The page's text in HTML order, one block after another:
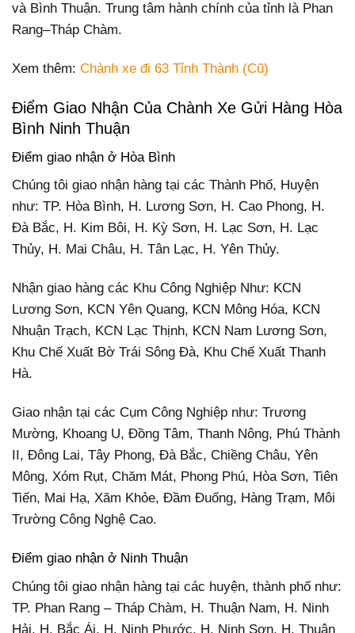
và Bình Thuận. Trung tâm hành chính của tỉnh là Phan
Rang–Tháp Chàm.
Xem thêm: Chành xe đi 63 Tỉnh Thành (Cũ)
Điểm Giao Nhận Của Chành Xe Gửi Hàng Hòa
Bình Ninh Thuận
Điểm giao nhận ở Hòa Bình
Chúng tôi giao nhận hàng tại các Thành Phố, Huyện
như: TP. Hòa Bình, H. Lương Sơn, H. Cao Phong, H.
Đà Bắc, H. Kim Bôi, H. Kỳ Sơn, H. Lạc Sơn, H. Lạc
Thủy, H. Mai Châu, H. Tân Lạc, H. Yên Thủy.
Nhận giao hàng các Khu Công Nghiệp Như: KCN
Lương Sơn, KCN Yên Quang, KCN Mông Hóa, KCN
Nhuận Trạch, KCN Lạc Thịnh, KCN Nam Lương Sơn,
Khu Chế Xuất Bờ Trái Sông Đà, Khu Chế Xuất Thanh
Hà.
Giao nhận tại các Cụm Công Nghiệp như: Trương
Mường, Khoang U, Đồng Tâm, Thanh Nông, Phú Thành
II, Đông Lai, Tây Phong, Đà Bắc, Chiềng Châu, Yên
Mông, Xóm Rụt, Chăm Mát, Phong Phú, Hòa Sơn, Tiên
Tiến, Mai Hạ, Xăm Khỏe, Đầm Đuống, Hàng Trạm, Môi
Trường Công Nghệ Cao.
Điểm giao nhận ở Ninh Thuận
Chúng tôi giao nhận hàng tại các huyện, thành phố như:
TP. Phan Rang – Tháp Chàm, H. Thuận Nam, H. Ninh
Hải, H. Bắc Ái, H. Ninh Phước, H. Ninh Sơn, H. Thuận